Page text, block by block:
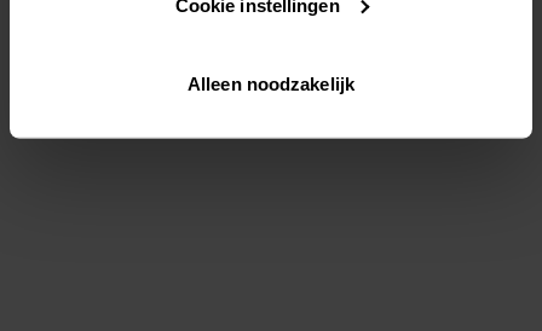
Lees hier meer over in onsprivacybeleid
Via "Cookie instellingen" kun je ook zelf instellen welke
Cookie instellingen
Alleen noodzakelijk